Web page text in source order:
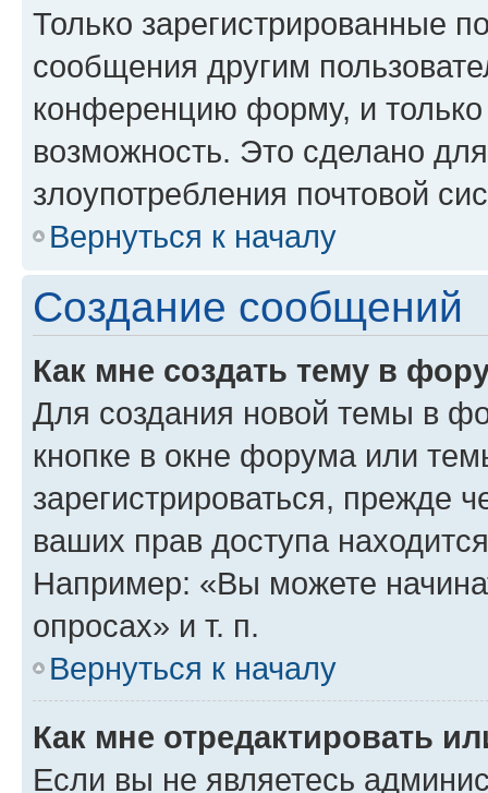
Только зарегистрированные
сообщения другим
конференцию форму, и
возможность. Это сделано
злоупотребления почтовой
Вернуться к началу
Создание сообщений
Как мне создать тему в
Для создания новой темы в
кнопке в окне форума или
зарегистрироваться, прежде
ваших прав доступа
Например: «Вы можете
опросах» и т. п.
Вернуться к началу
Как мне отредактировать
Если вы не являетесь